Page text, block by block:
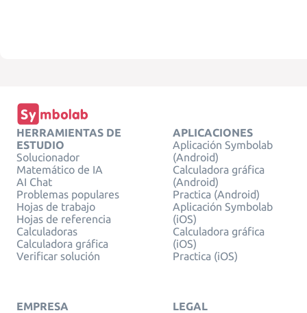
HERRAMIENTAS DE
ESTUDIO
Solucionador
Matemático de IA
AI Chat
Problemas populares
Hojas de trabajo
Hojas de referencia
Calculadoras
Calculadora gráfica
Verificar solución
APLICACIONES
Aplicación Symbolab
(Android)
Calculadora gráfica
(Android)
Practica (Android)
Aplicación Symbolab
(iOS)
Calculadora gráfica
(iOS)
Practica (iOS)
EMPRESA
LEGAL